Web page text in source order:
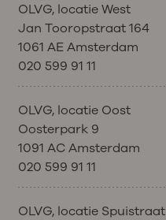
OLVG, locatie West
Jan Tooropstraat 164
1061 AE Amsterdam
020 599 91 11
OLVG, locatie Oost
Oosterpark 9
1091 AC Amsterdam
020 599 91 11
OLVG, locatie Spuistraat